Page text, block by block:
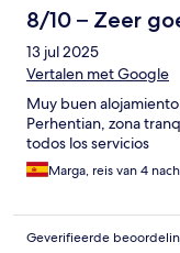
8/10 – Zeer
13 jul 2025
Vertalen met Google
Muy buen
Perhentian, zona
todos los servicios
Marga, reis van 4
Geverifieerde